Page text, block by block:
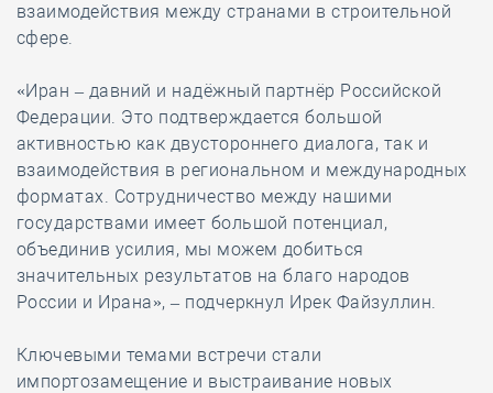
взаимодействия между странами в строительной
сфере.
«Иран – давний и надёжный партнёр Российской
Федерации. Это подтверждается большой
активностью как двустороннего диалога, так и
взаимодействия в региональном и международных
форматах. Сотрудничество между нашими
государствами имеет большой потенциал,
объединив усилия, мы можем добиться
значительных результатов на благо народов
России и Ирана», – подчеркнул Ирек Файзуллин.
Ключевыми темами встречи стали
импортозамещение и выстраивание новых